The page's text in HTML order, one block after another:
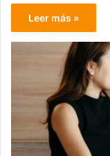
Leer más »